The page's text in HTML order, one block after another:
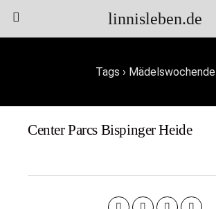
linnisleben.de
Tags › Mädelswochende
Center Parcs Bispinger Heide